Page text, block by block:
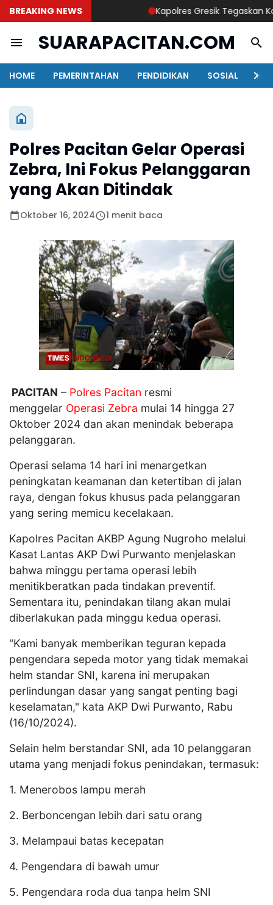
BREAKING NEWS Kapolres Gresik Tegaskan
SUARAPACITAN.COM
HOME PEMERINTAHAN PENDIDIKAN SOSIAL
Polres Pacitan Gelar Operasi
Zebra, Ini Fokus Pelanggaran
yang Akan Ditindak
Oktober 16, 2024 1 menit baca
PACITAN – Polres Pacitan resmi
menggelar Operasi Zebra mulai 14 hingga 27
Oktober 2024 dan akan menindak beberapa
pelanggaran.
Operasi selama 14 hari ini menargetkan
peningkatan keamanan dan ketertiban di jalan
raya, dengan fokus khusus pada pelanggaran
yang sering memicu kecelakaan.
Kapolres Pacitan AKBP Agung Nugroho melalui
Kasat Lantas AKP Dwi Purwanto menjelaskan
bahwa minggu pertama operasi lebih
menitikberatkan pada tindakan preventif.
Sementara itu, penindakan tilang akan mulai
diberlakukan pada minggu kedua operasi.
"Kami banyak memberikan teguran kepada
pengendara sepeda motor yang tidak memakai
helm standar SNI, karena ini merupakan
perlindungan dasar yang sangat penting bagi
keselamatan," kata AKP Dwi Purwanto, Rabu
(16/10/2024).
Selain helm berstandar SNI, ada 10 pelanggaran
utama yang menjadi fokus penindakan, termasuk:
1. Menerobos lampu merah
2. Berboncengan lebih dari satu orang
3. Melampaui batas kecepatan
4. Pengendara di bawah umur
5. Pengendara roda dua tanpa helm SNI